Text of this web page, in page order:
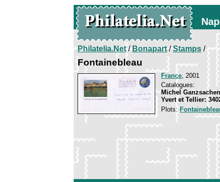
Philatelia.Net/Bonapart/Stamps /
Fontainebleau
France, 2001
Catalogues:
Michel
Yvert et Tellier:
Plots: